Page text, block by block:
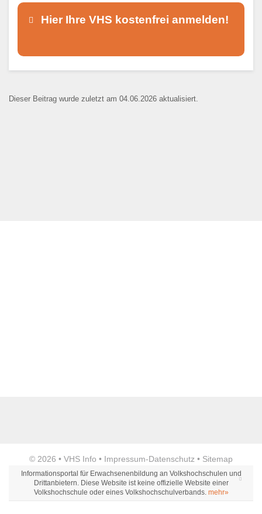
Hier Ihre VHS kostenfrei anmelden!
Kontaktaufnahme und ist nicht
Webseite
Dieser Beitrag wurde zuletzt am 04.06.2026 aktualisiert.
© 2026 • VHS Info • Impressum-Datenschutz • Sitemap
Informationsportal für Erwachsenenbildung an Volkshochschulen und
Drittanbietern. Diese Website ist keine offizielle Website einer
Volkshochschule oder eines Volkshochschulverbands. mehr»